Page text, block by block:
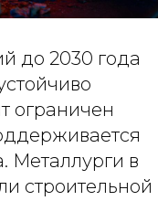
до 2030 года
ограничен
Металлурги в
строительной